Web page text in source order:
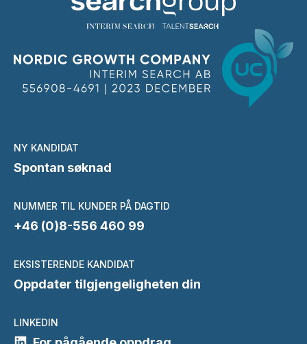
NY KANDIDAT
Spontan søknad
NUMMER TIL KUNDER PÅ DAGTID
+46 (0)8-556 460 99
EKSISTERENDE KANDIDAT
Oppdater tilgjengeligheten din
LINKEDIN